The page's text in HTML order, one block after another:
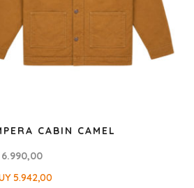
CABIN CAMEL
6.990,00
5.942,00